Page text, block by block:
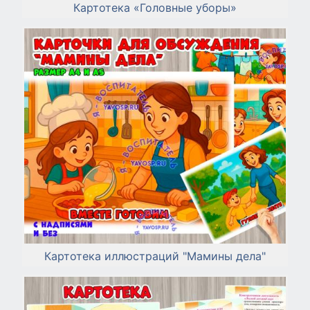
Картотека «Головные уборы»
Картотека иллюстраций "Мамины дела"